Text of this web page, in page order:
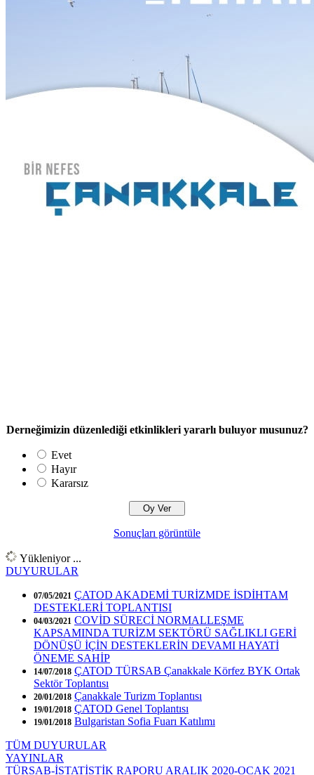
Derneğimizin düzenlediği etkinlikleri yararlı buluyor musunuz?
Evet
Hayır
Kararsız
Sonuçları görüntüle
Yükleniyor ...
DUYURULAR
07/05/2021 ÇATOD AKADEMİ TURİZMDE İSDİHTAM
DESTEKLERİ TOPLANTISI
04/03/2021 COVİD SÜRECİ NORMALLEŞME
KAPSAMINDA TURİZM SEKTÖRÜ SAĞLIKLI GERİ
DÖNÜŞÜ İÇİN DESTEKLERİN DEVAMI HAYATİ
ÖNEME SAHİP
14/07/2018 ÇATOD TÜRSAB Çanakkale Körfez BYK Ortak
Sektör Toplantısı
20/01/2018 Çanakkale Turizm Toplantısı
19/01/2018 ÇATOD Genel Toplantısı
19/01/2018 Bulgaristan Sofia Fuarı Katılımı
TÜM DUYURULAR
YAYINLAR
TÜRSAB-İSTATİSTİK RAPORU ARALIK 2020-OCAK 2021